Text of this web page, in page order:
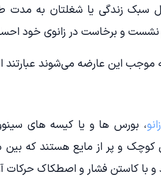
سبک زندگی یا شغلتان به مدت
نشست و برخاست در زانوی خود
موجب این عارضه می‌شوند عبارتند
، بورس ها و یا کیسه های
و پر از مایع هستند که بین
و با کاستن فشار و اصطکاک حرکات